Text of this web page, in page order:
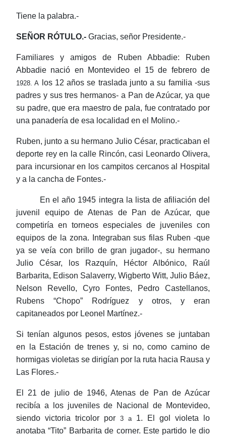
Tiene la palabra.-
SEÑOR RÓTULO.- Gracias, señor Presidente.-
Familiares y amigos de Ruben Abbadie: Ruben
Abbadie nació en Montevideo el 15 de febrero de
1928. A los 12 años se traslada junto a su familia -sus
padres y sus tres hermanos- a Pan de Azúcar, ya que
su padre, que era maestro de pala, fue contratado por
una panadería de esa localidad en el Molino.-
Ruben, junto a su hermano Julio César, practicaban el
deporte rey en la calle Rincón, casi Leonardo Olivera,
para incursionar en los campitos cercanos al Hospital
y a la cancha de Fontes.-
En el año 1945 integra la lista de afiliación del
juvenil equipo de Atenas de Pan de Azúcar, que
competiría en torneos especiales de juveniles con
equipos de la zona. Integraban sus filas Ruben -que
ya se veía con brillo de gran jugador-, su hermano
Julio César, los Razquín, Héctor Albónico, Raúl
Barbarita, Edison Salaverry, Wigberto Witt, Julio Báez,
Nelson Revello, Cyro Fontes, Pedro Castellanos,
Rubens “Chopo” Rodríguez y otros, y eran
capitaneados por Leonel Martínez.-
Si tenían algunos pesos, estos jóvenes se juntaban
en la Estación de trenes y, si no, como camino de
hormigas violetas se dirigían por la ruta hacia Rausa y
Las Flores.-
El 21 de julio de 1946, Atenas de Pan de Azúcar
recibía a los juveniles de Nacional de Montevideo,
siendo victoria tricolor por 3 a 1. El gol violeta lo
anotaba “Tito” Barbarita de corner. Este partido le dio